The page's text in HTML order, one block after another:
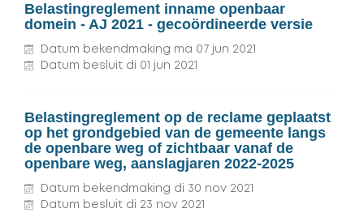
Belastingreglement inname openbaar
domein - AJ 2021 - gecoördineerde versie
Datum bekendmaking ma 07 jun 2021
Datum besluit di 01 jun 2021
Belastingreglement op de reclame geplaatst
op het grondgebied van de gemeente langs
de openbare weg of zichtbaar vanaf de
openbare weg, aanslagjaren 2022-2025
Datum bekendmaking di 30 nov 2021
Datum besluit di 23 nov 2021